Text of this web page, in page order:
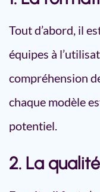
Tout d’abord, il
équipes à
compréhension
chaque modèle
potentiel.
2. La qualité